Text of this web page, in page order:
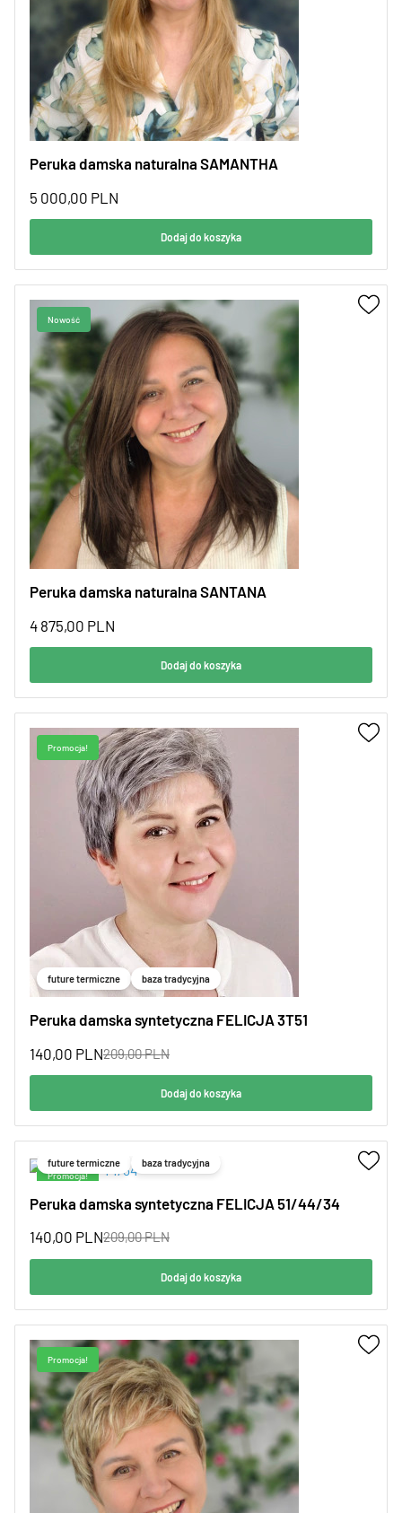
Peruka damska naturalna SAMANTHA
5 000,00 PLN
Dodaj do koszyka
Peruka damska naturalna SANTANA
4 875,00 PLN
Dodaj do koszyka
Promocja!
future termiczne baza tradycyjna
Peruka damska syntetyczna FELICJA 3T51
209,00PLN
140,00 PLN
Dodaj do koszyka
Promocja!
future termiczne baza tradycyjna
Peruka damska syntetyczna FELICJA 51/44/34
209,00PLN
140,00 PLN
Dodaj do koszyka
Promocja!